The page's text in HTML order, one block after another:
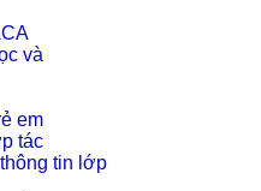
và
em
tác
tin lớp